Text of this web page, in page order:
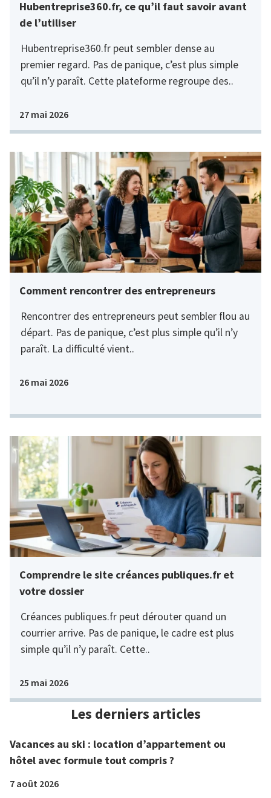
Hubentreprise360.fr, ce qu’il faut savoir avant
de l’utiliser
Hubentreprise360.fr peut sembler dense au
premier regard. Pas de panique, c’est plus simple
qu’il n’y paraît. Cette plateforme regroupe des..
27 mai 2026
Comment rencontrer des entrepreneurs
Rencontrer des entrepreneurs peut sembler flou au
départ. Pas de panique, c’est plus simple qu’il n’y
paraît. La difficulté vient..
26 mai 2026
Comprendre le site créances publiques.fr et
votre dossier
Créances publiques.fr peut dérouter quand un
courrier arrive. Pas de panique, le cadre est plus
simple qu’il n’y paraît. Cette..
25 mai 2026
Les derniers articles
Vacances au ski : location d’appartement ou
hôtel avec formule tout compris ?
7 août 2026